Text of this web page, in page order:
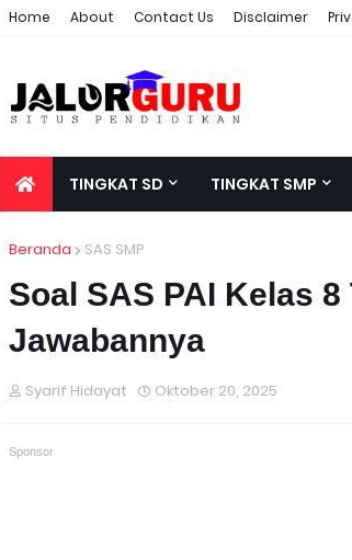
Home About Contact Us Disclaimer
TINGKAT SD TINGKAT SMP
Beranda SAS SMP
Soal SAS PAI Kelas
Jawabannya
Syarif Hidayat Oktober 20, 2025
Sponsor